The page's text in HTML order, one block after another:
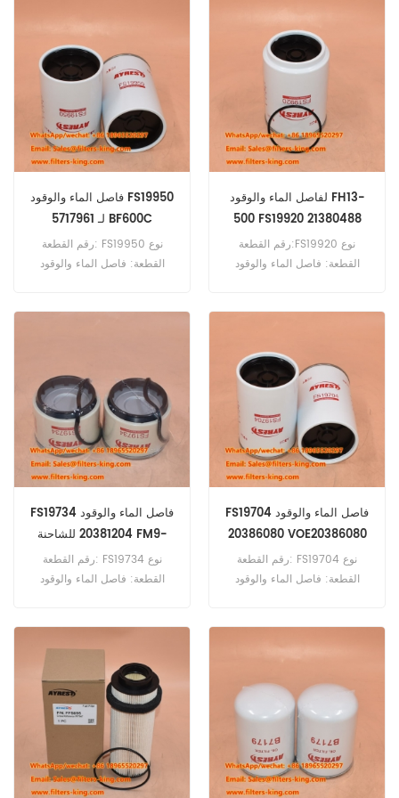
للاستخدام مع Caterpillar
211BLC 212B 215 3114 3204
508 916 918F 926 943 953
CB434 EL180 IT18 IT28.
هيدروليكي مرجع متقاطع
9120129 للاستخدام مع Sandvik
CM 4800 IC،Hydrocone H
6800،UH 440 I.
فاصل الماء والوقود FS19950
5717961 لـ BF600C
رقم القطعة: FS19950 نوع
القطعة: فاصل الماء والوقود
BW216DH-4 BW216PDH-4
BW219D-4.
لفاصل الماء والوقود FH13-
500 FS19920 21380488
رقم القطعة:FS19920 نوع
القطعة: فاصل الماء والوقود
FH12420 FH12480 FH12520
FH13-400 FH13-440 FH13-
460 FH13-480 FH13-500
FH13-520.
FS19734 فاصل الماء والوقود
20381204 للشاحنة FM9-
260رقم القطعة: FS19734 نوع
القطعة: فاصل الماء والوقود
للاستخدام مع فولفو FM12-340
FM12-380 FM12-420 FM12-
460 FM9-260 FM9-300
FM9-340 FM9-380.
FS19704 فاصل الماء والوقود
20386080 VOE20386080
لـ FL180 FL220رقم القطعة: FS19704 نوع
القطعة: فاصل الماء والوقود
مرجع متقاطع 20386080
فولفو FL180 FL220 FL250.